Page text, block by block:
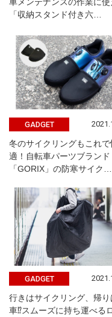
「収納スタンド付き六…
GADGET
冬のサイクリングもこれで
適！自転車パーツブランド
「GORIX」の防寒サイク…
GADGET
行きはサイクリング、帰り
車⁉︎スムーズに持ち運べる